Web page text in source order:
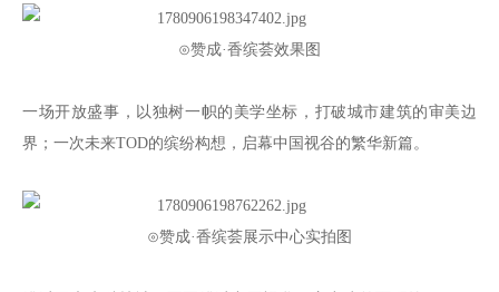
⊙赞成·香缤荟效果图
一场开放盛事，以独树一帜的美学坐标，打破城市建筑的审美边
界；一次未来TOD的缤纷构想，启幕中国视谷的繁华新篇。
⊙赞成·香缤荟展示中心实拍图